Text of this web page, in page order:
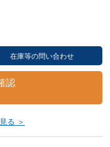
在庫等の問い合わせ
認
る ＞